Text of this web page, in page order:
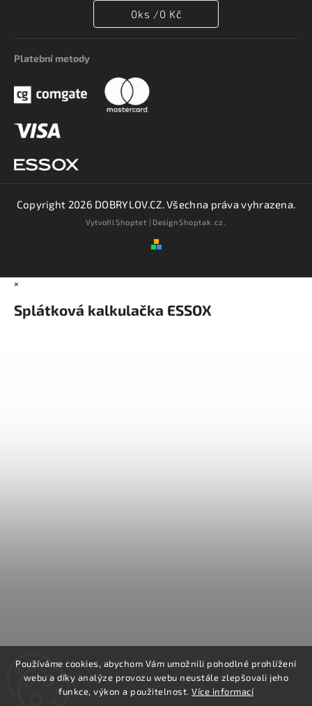
Používáme cookies, abychom Vám umožnili pohodlné prohlížení
webu a díky analýze provozu webu neustále zlepšovali jeho
funkce, výkon a použitelnost. Více informací
0ks /0 Kč
Platební metody
Copyright 2026 DOBRYLOV.CZ. Všechna práva vyhrazena.
VytvořilShoptet | DesignShoptak.cz.
×
Splátková kalkulačka ESSOX